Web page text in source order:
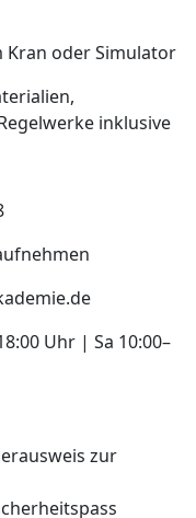
Kran oder Simulator
inklusive
Uhr | Sa 10:00–
zur